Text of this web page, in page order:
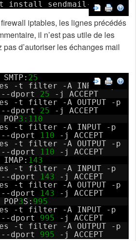
install sendmail-bin
iptables, les lignes précédés
il n’est pas utile de les
pas d’autoriser les échanges mail
25
-t filter -A INPUT -p
dport 25
-j ACCEPT
-t filter -A OUTPUT -p
dport 25
-j ACCEPT
3: 110
-t filter -A INPUT -p
dport 110
-j ACCEPT
-t filter -A OUTPUT -p
dport 110
-j ACCEPT
143
-t filter -A INPUT -p
dport 143
-j ACCEPT
-t filter -A OUTPUT -p
dport 143
-j ACCEPT
3S: 995
-t filter -A INPUT -p
dport 995
-j ACCEPT
-t filter -A OUTPUT -p
dport 995 -j ACCEPT